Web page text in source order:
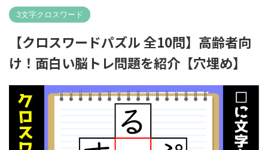
3文字クロスワード
【クロスワードパズル 全10問】高齢者向
け！面白い脳トレ問題を紹介【穴埋め】